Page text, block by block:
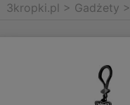
3kropki.pl > Gadżety >